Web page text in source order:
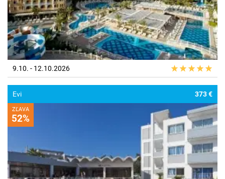
9.10. - 12.10.2026
Evi 373 €
ZĽAVA
52%